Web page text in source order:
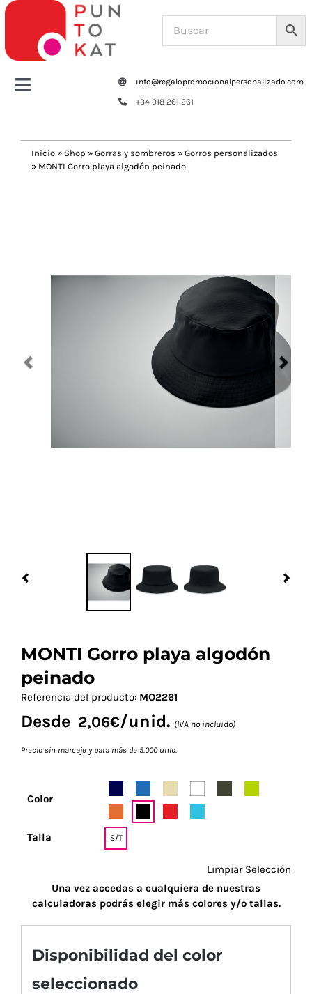
Saltar
contenido
Toggle
Tazas y botellas
Navidad 🎄 Invierno
Más Regalos
info@regalopromocionalpersonalizado.com
+34 918 261 261
Inicio » Shop » Gorras y sombreros » Gorros personalizados
» MONTI Gorro playa algodón peinado
MONTI Gorro playa algodón
peinado
Referencia del producto: MO2261
Desde 2,06€/unid. (IVA no incluido)
Precio sin marcaje y para más de 5.000 unid.
Color
Talla S/T
Limpiar Selección
Una vez accedas a cualquiera de nuestras
calculadoras podrás elegir más colores y/o tallas.
Disponibilidad del color
seleccionado